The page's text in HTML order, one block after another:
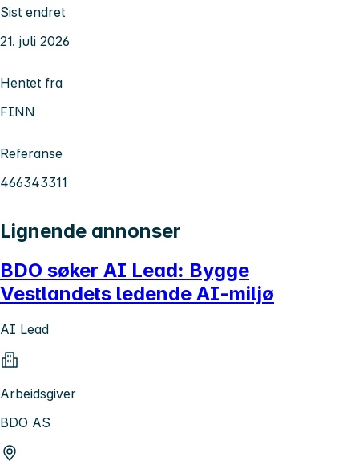
Sist endret
21. juli 2026
Hentet fra
FINN
Referanse
466343311
Lignende annonser
BDO søker AI Lead: Bygge
Vestlandets ledende AI-miljø
AI Lead
Arbeidsgiver
BDO AS